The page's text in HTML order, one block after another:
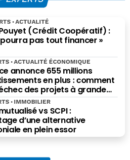
inégalités
structurelles ?
(Crédit Coopératif) :
pourra pas tout financer »
ACTUALITÉ
annonce 655 millions
en plus : comment
des projets à grande
ACTUALITÉ ÉCONOMIQUE
vs SCPI :
d’une alternative
en plein essor
IMMOBILIER